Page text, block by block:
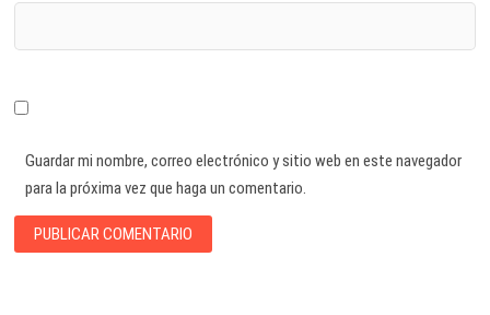
Guardar mi nombre, correo electrónico y sitio web en este navegador
para la próxima vez que haga un comentario.